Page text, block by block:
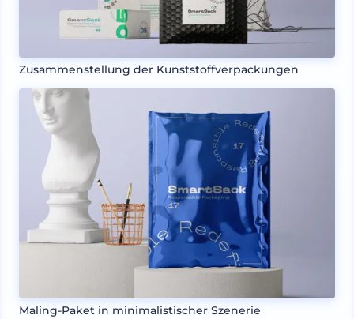
Zusammenstellung der Kunststoffverpackungen
Maling-Paket in minimalistischer Szenerie